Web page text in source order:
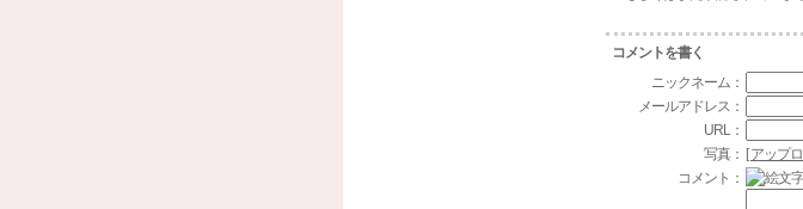
コメントを書く
ニックネーム：
メールアドレス：
URL：
写真： [アップ
コメント：